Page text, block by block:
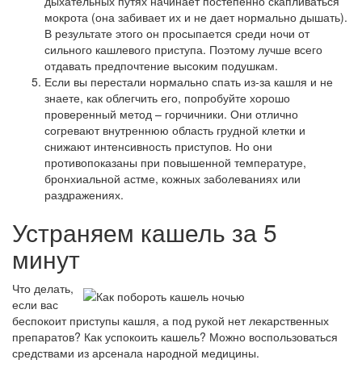
мокрота (она забивает их и не дает нормально дышать).
В результате этого он просыпается среди ночи от
сильного кашлевого приступа. Поэтому лучше всего
отдавать предпочтение высоким подушкам.
Если вы перестали нормально спать из-за кашля и не
знаете, как облегчить его, попробуйте хорошо
проверенный метод – горчичники. Они отлично
согревают внутреннюю область грудной клетки и
снижают интенсивность приступов. Но они
противопоказаны при повышенной температуре,
бронхиальной астме, кожных заболеваниях или
раздражениях.
Устраняем кашель за 5
минут
Что делать,
если вас
беспокоит приступы кашля, а под рукой нет лекарственных
препаратов? Как успокоить кашель? Можно воспользоваться
средствами из арсенала народной медицины.